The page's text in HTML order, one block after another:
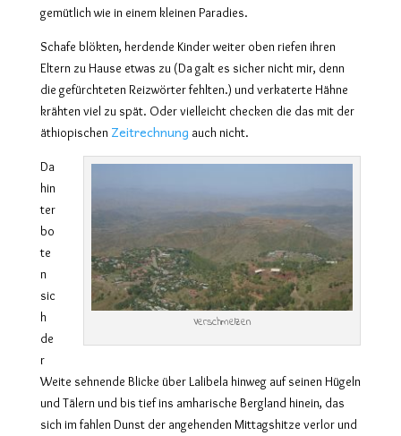
gemütlich wie in einem kleinen Paradies.
Schafe blökten, herdende Kinder weiter oben riefen ihren
Eltern zu Hause etwas zu (Da galt es sicher nicht mir, denn
die gefürchteten Reizwörter fehlten.) und verkaterte Hähne
krähten viel zu spät. Oder vielleicht checken die das mit der
äthiopischen Zeitrechnung auch nicht.
Verschmelzen
Da
hin
ter
bo
te
n
sic
h
de
r
Weite sehnende Blicke über Lalibela hinweg auf seinen Hügeln
und Tälern und bis tief ins amharische Bergland hinein, das
sich im fahlen Dunst der angehenden Mittagshitze verlor und